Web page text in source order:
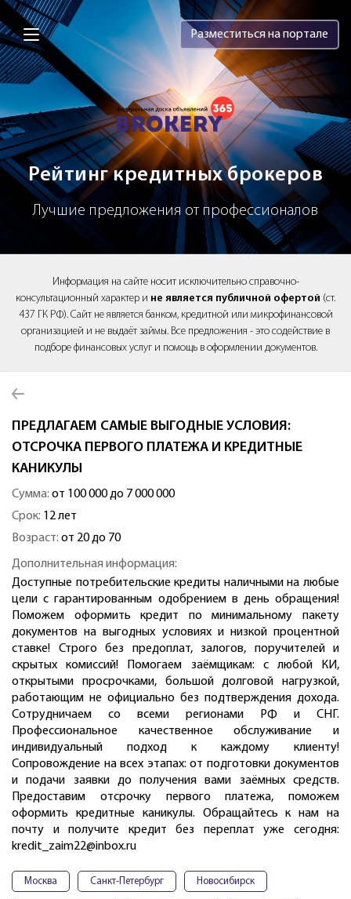
Brokery365 - Рейтинг кредитных
Разместиться на портале
Рейтинг кредитных брокеров
Лучшие предложения от профессионалов
Информация на сайте носит исключительно справочно-
консультационный характер и не является публичной офертой (ст.
437 ГК РФ). Сайт не является банком, кредитной или микрофинансовой
организацией и не выдаёт займы. Все предложения - это содействие в
подборе финансовых услуг и помощь в оформлении документов.
ПРЕДЛАГАЕМ САМЫЕ ВЫГОДНЫЕ УСЛОВИЯ:
ОТСРОЧКА ПЕРВОГО ПЛАТЕЖА И КРЕДИТНЫЕ
КАНИКУЛЫ
Сумма: от 100 000 до 7 000 000
Срок: 12 лет
Возраст: от 20 до 70
Дополнительная информация:
Доступные потребительские кредиты наличными на любые
цели с гарантированным одобрением в день обращения!
Поможем оформить кредит по минимальному пакету
документов на выгодных условиях и низкой процентной
ставке! Строго без предоплат, залогов, поручителей и
скрытых комиссий! Помогаем заёмщикам: с любой КИ,
открытыми просрочками, большой долговой нагрузкой,
работающим не официально без подтверждения дохода.
Сотрудничаем со всеми регионами РФ и СНГ.
Профессиональное качественное обслуживание и
индивидуальный подход к каждому клиенту!
Сопровождение на всех этапах: от подготовки документов
и подачи заявки до получения вами заёмных средств.
Предоставим отсрочку первого платежа, поможем
оформить кредитные каникулы. Обращайтесь к нам на
почту и получите кредит без переплат уже сегодня:
kredit_zaim22@inbox.ru
Москва Санкт-Петербург Новосибирск